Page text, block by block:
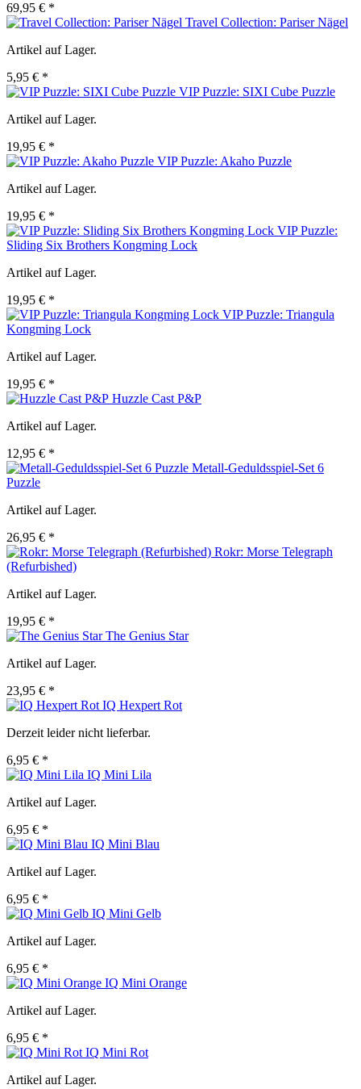
69,95 € *
Travel Collection: Pariser Nägel
Artikel auf Lager.
5,95 € *
VIP Puzzle: SIXI Cube Puzzle
Artikel auf Lager.
19,95 € *
VIP Puzzle: Akaho Puzzle
Artikel auf Lager.
19,95 € *
VIP Puzzle:
Sliding Six Brothers Kongming Lock
Artikel auf Lager.
19,95 € *
VIP Puzzle: Triangula
Kongming Lock
Artikel auf Lager.
19,95 € *
Huzzle Cast P&P
Artikel auf Lager.
12,95 € *
Metall-Geduldsspiel-Set 6
Puzzle
Artikel auf Lager.
26,95 € *
Rokr: Morse Telegraph
(Refurbished)
Artikel auf Lager.
19,95 € *
The Genius Star
Artikel auf Lager.
23,95 € *
IQ Hexpert Rot
Derzeit leider nicht lieferbar.
6,95 € *
IQ Mini Lila
Artikel auf Lager.
6,95 € *
IQ Mini Blau
Artikel auf Lager.
6,95 € *
IQ Mini Gelb
Artikel auf Lager.
6,95 € *
IQ Mini Orange
Artikel auf Lager.
6,95 € *
IQ Mini Rot
Artikel auf Lager.